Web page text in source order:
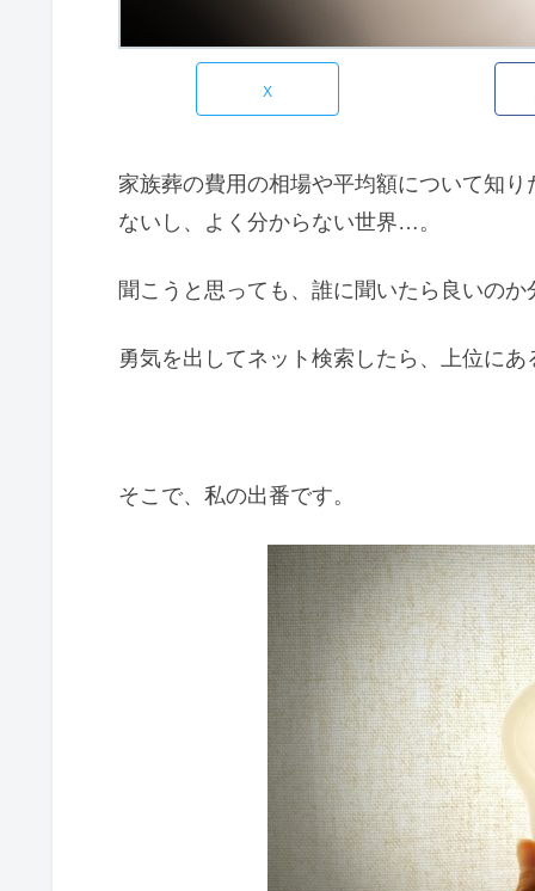
X
家族葬の費用の相場や平均額について知
ないし、よく分からない世界…。
聞こうと思っても、誰に聞いたら良いの
勇気を出してネット検索したら、上位に
そこで、私の出番です。